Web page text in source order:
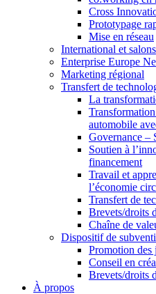
Cross
Prototypage
Mise en réseau
International et salons
Enterprise Europe
Marketing régional
Transfert de
La
automobile
Governance –
Soutien à
financement
Travail et
l’économie
Transfert de
Brevets/droits
Chaîne de
Dispositif de
Promotion des
Conseil en
Brevets/droits
À propos